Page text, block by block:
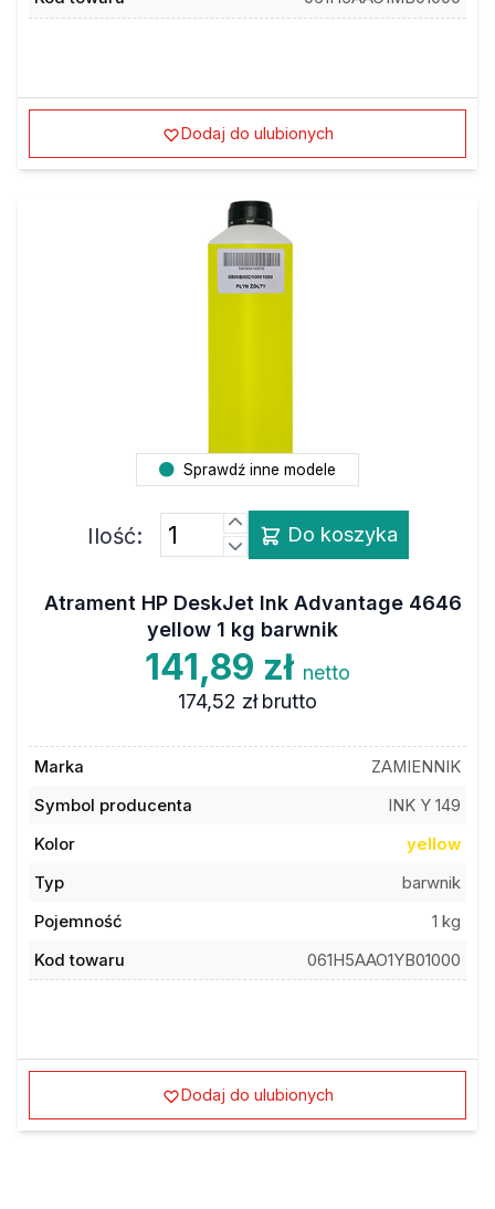
Dodaj do ulubionych
Sprawdź inne modele
Ilość: Do koszyka
Atrament HP DeskJet Ink Advantage 4646
yellow 1 kg barwnik
141,89 zł netto
174,52 zł brutto
Marka
ZAMIENNIK
Symbol producenta
INK Y 149
Kolor
yellow
Typ
barwnik
Pojemność
1 kg
Kod towaru
061H5AAO1YB01000
Dodaj do ulubionych